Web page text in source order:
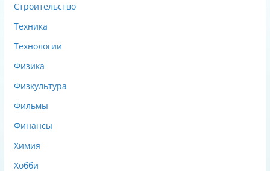
Строительство
Техника
Технологии
Физика
Физкультура
Фильмы
Финансы
Химия
Хобби